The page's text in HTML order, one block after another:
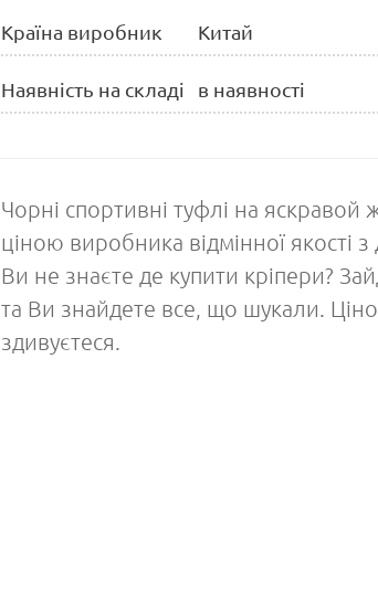
Країна виробник Китай
Наявність на складі в наявності
Чорні спортивні туфлі на яскравой
ціною виробника відмінної якості
Ви не знаєте де купити кріпери?
та Ви знайдете все, що шукали.
здивуєтеся.